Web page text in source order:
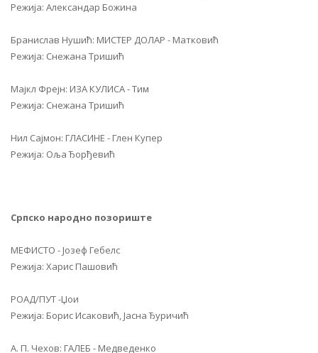
Режија: Александар Божина
Бранислав Нушић: МИСТЕР ДОЛАР - Матковић
Режија: Снежана Тришић
Мајкл Фрејн: ИЗА КУЛИСА - Тим
Режија: Снежана Тришић
Нил Сајмон: ГЛАСИНЕ - Глен Купер
Режија: Оља Ђорђевић
Српско народно позориште
МЕФИСТО - Јозеф Гебелс
Режија: Харис Пашовић
РОАД/ПУТ -Џои
Режија: Борис Исаковић, Јасна Ђуричић
А. П. Чехов: ГАЛЕБ - Медведенко